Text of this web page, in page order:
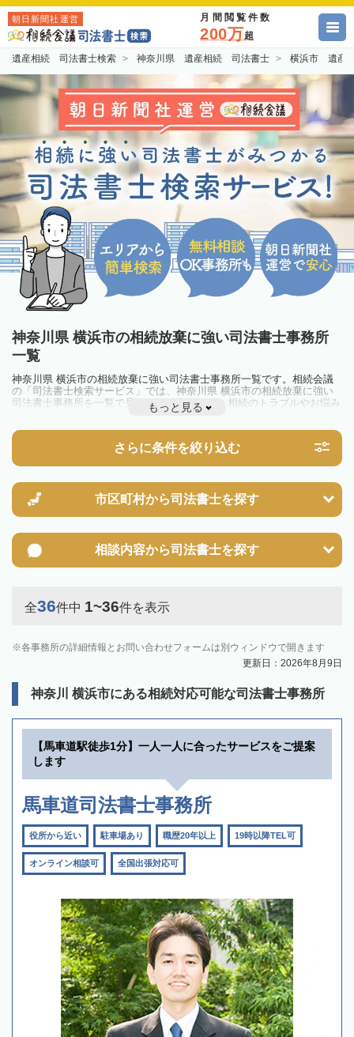
朝日新聞社運営 月間閲覧件数
200万超
遺産相続 司法書士検索 神奈川県 遺産相続 司法書士 横浜市 遺産
神奈川県 横浜市の相続放棄に強い司法書士事務所
一覧
神奈川県 横浜市の相続放棄に強い司法書士事務所一覧です。相続会議
の「司法書士検索サービス」では、神奈川県 横浜市の相続放棄に強い
司法書士事務所を一覧で見ることが出来ます。相続のトラブルやお悩み
を抱えている方は一度近隣の司法書士に相談してみましょう。
もっと見る
さらに条件を絞り込む
市区町村から司法書士を探す
相談内容から司法書士を探す
全36件中 1~36件を表示
各事務所の詳細情報とお問い合わせフォームは別ウィンドウで開きます
更新日：2026年8月9日
神奈川 横浜市にある相続対応可能な司法書士事務所
【馬車道駅徒歩1分】一人一人に合ったサービスをご提案
します
馬車道司法書士事務所
役所から近い 駐車場あり 職歴20年以上 19時以降TEL可
オンライン相談可 全国出張対応可